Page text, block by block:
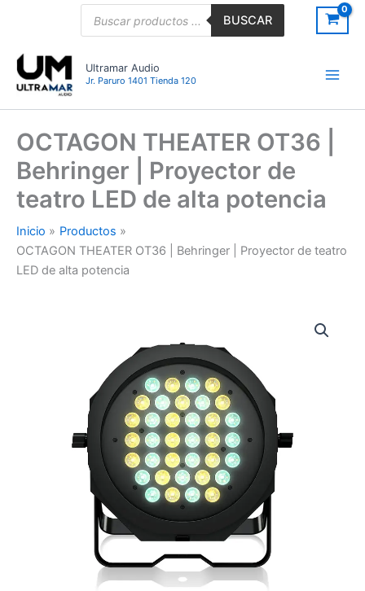
BUSCAR
Ultramar Audio
Jr. Paruro 1401 Tienda 120
OCTAGON THEATER OT36 |
Behringer | Proyector de
teatro LED de alta potencia
Inicio
Productos
OCTAGON THEATER OT36 | Behringer | Proyector de teatro
LED de alta potencia